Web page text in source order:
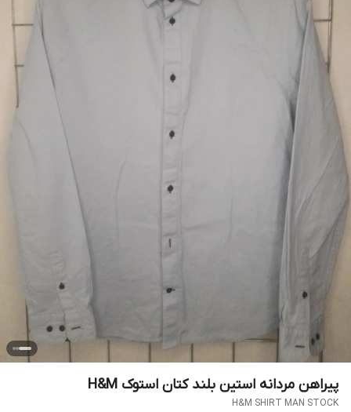
پیراهن مردانه استین بلند کتان استوک H&M
H&M SHIRT MAN STOCK